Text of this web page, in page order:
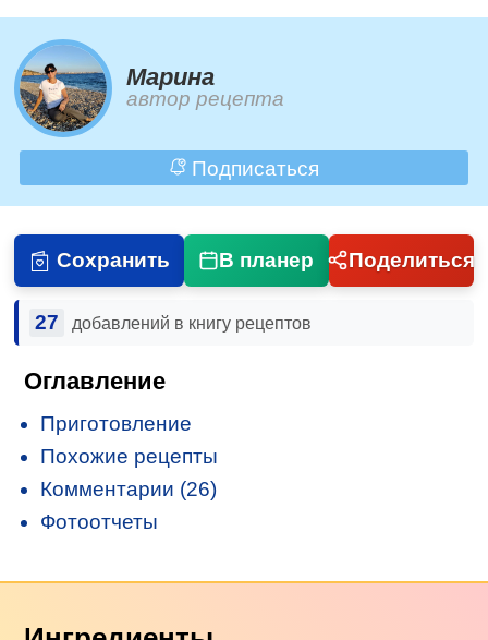
Марина
автор рецепта
Подписаться
Сохранить В планер Поделиться
27 добавлений в книгу рецептов
Оглавление
Приготовление
Похожие рецепты
Комментарии (26)
Фотоотчеты